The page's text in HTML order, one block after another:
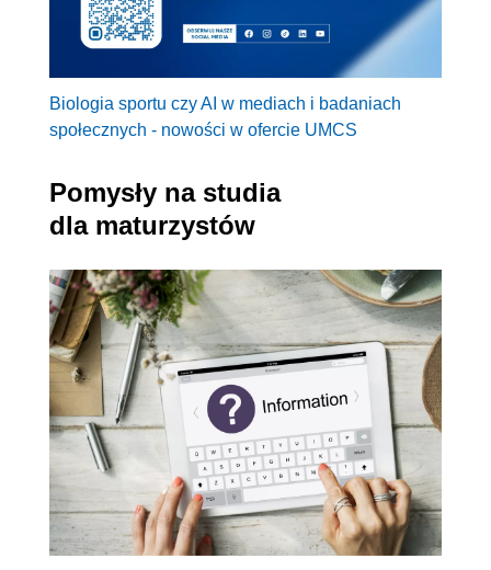
Biologia sportu czy AI w mediach i badaniach
społecznych - nowości w ofercie UMCS
Pomysły na studia
dla maturzystów